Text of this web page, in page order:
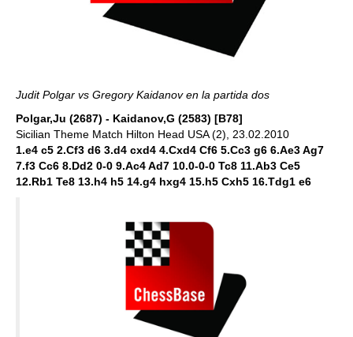
Judit Polgar vs Gregory Kaidanov en la partida dos
Polgar,Ju (2687) - Kaidanov,G (2583) [B78]
Sicilian Theme Match Hilton Head USA (2), 23.02.2010
1.e4 c5 2.Cf3 d6 3.d4 cxd4 4.Cxd4 Cf6 5.Cc3 g6 6.Ae3 Ag7
7.f3 Cc6 8.Dd2 0-0 9.Ac4 Ad7 10.0-0-0 Tc8 11.Ab3 Ce5
12.Rb1 Te8 13.h4 h5 14.g4 hxg4 15.h5 Cxh5 16.Tdg1 e6